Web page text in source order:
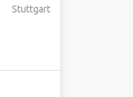
Stuttgart